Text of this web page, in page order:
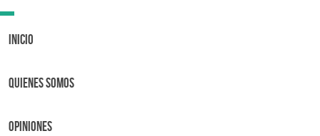
Toggle
Inicio
Quienes Somos
OPINIONES